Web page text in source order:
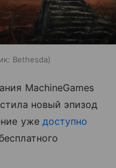
Bethesda
MachineGames
новый эпизод
уже доступно